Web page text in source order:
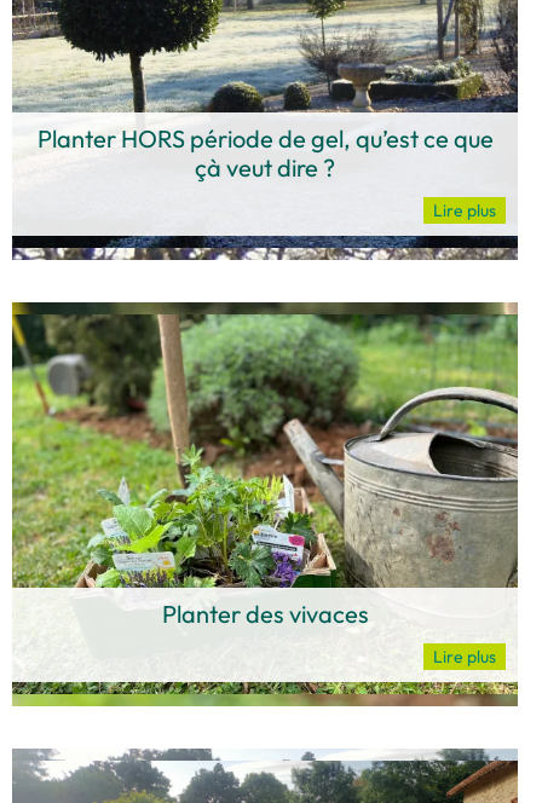
Planter HORS période de gel, qu’est ce que
çà veut dire ?
Lire plus
Planter des vivaces
Lire plus